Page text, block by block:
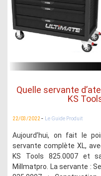
Quelle servante
KS
22/03/2022- Le Guide Produit
Aujourd’hui, on fait le
servante complète XL,
KS Tools 825.0007 et
Millmatpro. La servante :